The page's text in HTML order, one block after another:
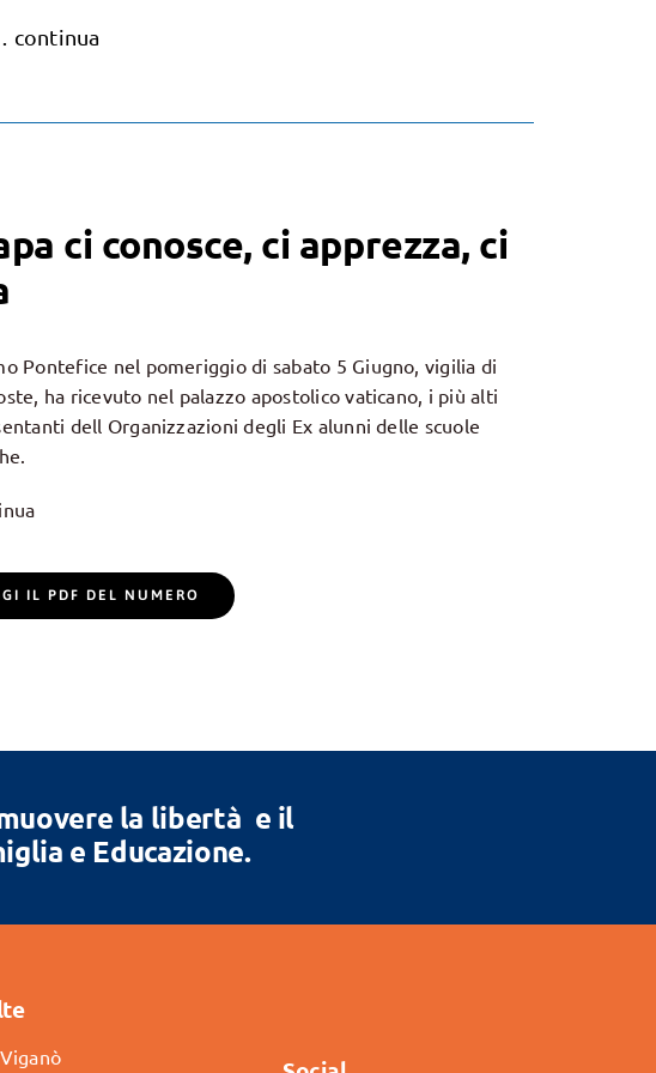
… continua
ci conosce, ci apprezza, ci
Pontefice nel pomeriggio di sabato 5 Giugno, vigilia di
ha ricevuto nel palazzo apostolico vaticano, i più alti
dell Organizzazioni degli Ex alunni delle scuole
IL PDF DEL NUMERO
la libertà e il
e Educazione.